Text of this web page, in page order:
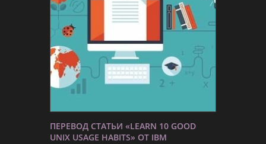
ПЕРЕВОД СТАТЬИ «LEARN 10 GOOD
UNIX USAGE HABITS» ОТ IBM